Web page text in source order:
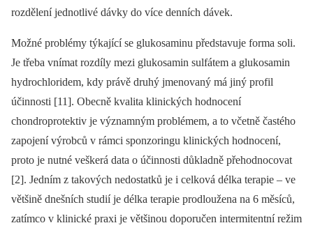
rozdělení jednotlivé dávky do více denních dávek.
Možné problémy týkající se glukosaminu představuje forma soli.
Je třeba vnímat rozdíly mezi glukosamin sulfátem a glukosamin
hydrochloridem, kdy právě druhý jmenovaný má jiný profil
účinnosti [11]. Obecně kvalita klinických hodnocení
chondroprotektiv je významným problémem, a to včetně častého
zapojení výrobců v rámci sponzoringu klinických hodnocení,
proto je nutné veškerá data o účinnosti důkladně přehodnocovat
[2]. Jedním z takových nedostatků je i celková délka terapie –⁠ ve
většině dnešních studií je délka terapie prodloužena na 6 měsíců,
zatímco v klinické praxi je většinou doporučen intermitentní režim